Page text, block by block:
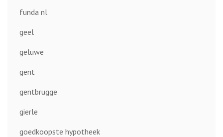
funda nl
geel
geluwe
gent
gentbrugge
gierle
goedkoopste hypotheek